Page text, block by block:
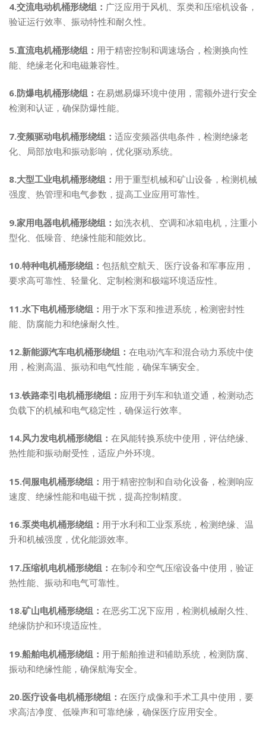
4.交流电动机桶形绕组： 广泛应用于风机、泵类和压缩机设备，
验证运行效率、振动特性和耐久性。
5.直流电机桶形绕组： 用于精密控制和调速场合，检测换向性
能、绝缘老化和电磁兼容性。
6.防爆电机桶形绕组： 在易燃易爆环境中使用，需额外进行安全
检测和认证，确保防爆性能。
7.变频驱动电机桶形绕组： 适应变频器供电条件，检测绝缘老
化、局部放电和振动影响，优化驱动系统。
8.大型工业电机桶形绕组： 用于重型机械和矿山设备，检测机械
强度、热管理和电气参数，提高工业应用可靠性。
9.家用电器电机桶形绕组： 如洗衣机、空调和冰箱电机，注重小
型化、低噪音、绝缘性能和能效比。
10.特种电机桶形绕组： 包括航空航天、医疗设备和军事应用，
要求高可靠性、轻量化、定制检测和极端环境适应性。
11.水下电机桶形绕组： 用于水下泵和推进系统，检测密封性
能、防腐能力和绝缘耐久性。
12.新能源汽车电机桶形绕组： 在电动汽车和混合动力系统中使
用，检测高温、振动和电气性能，确保车辆安全。
13.铁路牵引电机桶形绕组： 应用于列车和轨道交通，检测动态
负载下的机械和电气稳定性，确保运行效率。
14.风力发电机桶形绕组： 在风能转换系统中使用，评估绝缘、
热性能和振动耐受性，适应户外环境。
15.伺服电机桶形绕组： 用于精密控制和自动化设备，检测响应
速度、绝缘性能和电磁干扰，提高控制精度。
16.泵类电机桶形绕组： 用于水利和工业泵系统，检测绝缘、温
升和机械强度，优化能源效率。
17.压缩机电机桶形绕组： 在制冷和空气压缩设备中使用，验证
热性能、振动和电气可靠性。
18.矿山电机桶形绕组： 在恶劣工况下应用，检测机械耐久性、
绝缘防护和环境适应性。
19.船舶电机桶形绕组： 用于船舶推进和辅助系统，检测防腐、
振动和绝缘性能，确保航海安全。
20.医疗设备电机桶形绕组： 在医疗成像和手术工具中使用，要
求高洁净度、低噪声和可靠绝缘，确保医疗应用安全。